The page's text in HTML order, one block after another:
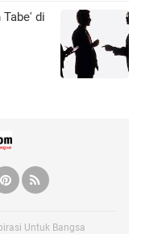
Tabe' di
Untuk Bangsa